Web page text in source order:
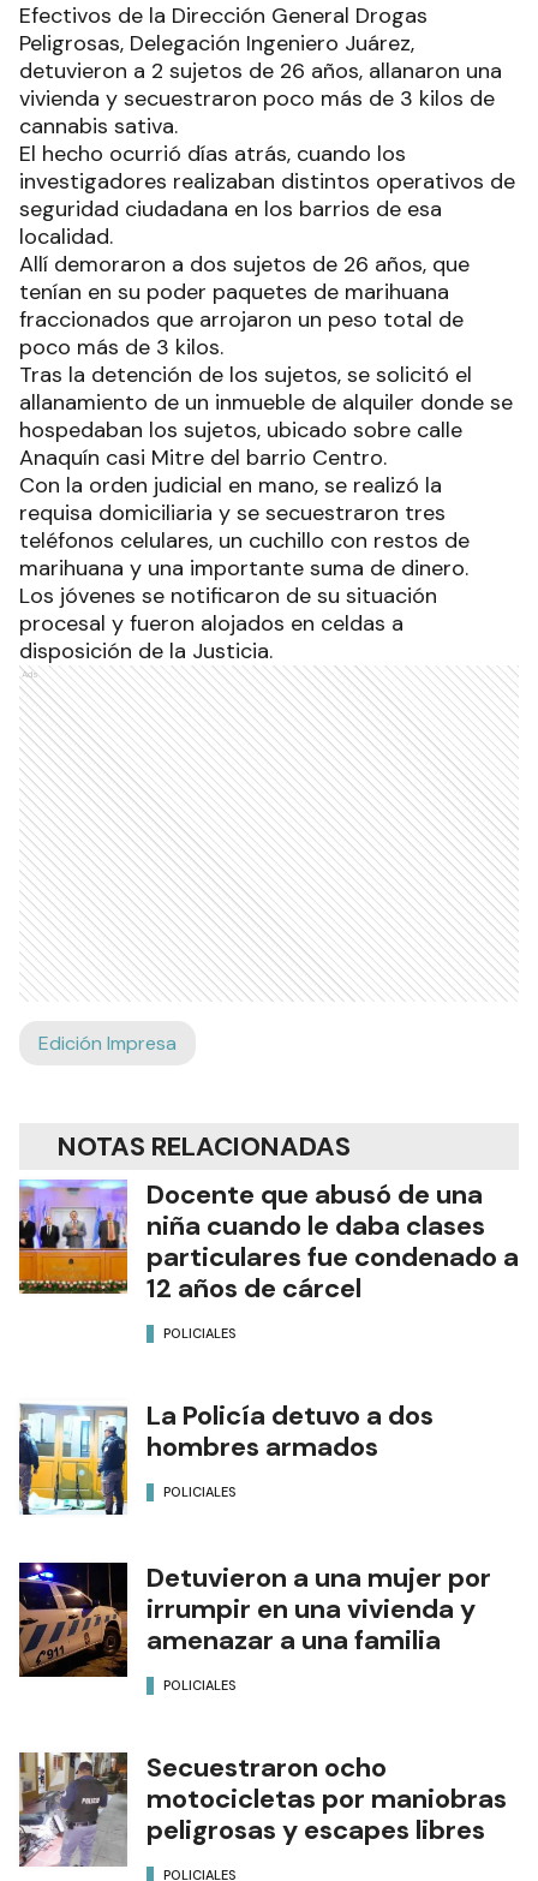
Efectivos de la Dirección General Drogas
Peligrosas, Delegación Ingeniero Juárez,
detuvieron a 2 sujetos de 26 años, allanaron una
vivienda y secuestraron poco más de 3 kilos de
cannabis sativa.
El hecho ocurrió días atrás, cuando los
investigadores realizaban distintos operativos de
seguridad ciudadana en los barrios de esa
localidad.
Allí demoraron a dos sujetos de 26 años, que
tenían en su poder paquetes de marihuana
fraccionados que arrojaron un peso total de
poco más de 3 kilos.
Tras la detención de los sujetos, se solicitó el
allanamiento de un inmueble de alquiler donde se
hospedaban los sujetos, ubicado sobre calle
Anaquín casi Mitre del barrio Centro.
Con la orden judicial en mano, se realizó la
requisa domiciliaria y se secuestraron tres
teléfonos celulares, un cuchillo con restos de
marihuana y una importante suma de dinero.
Los jóvenes se notificaron de su situación
procesal y fueron alojados en celdas a
disposición de la Justicia.
Ads
Edición Impresa
NOTAS RELACIONADAS
Docente que abusó de una
niña cuando le daba clases
particulares fue condenado a
12 años de cárcel
POLICIALES
La Policía detuvo a dos
hombres armados
POLICIALES
Detuvieron a una mujer por
irrumpir en una vivienda y
amenazar a una familia
POLICIALES
Secuestraron ocho
motocicletas por maniobras
peligrosas y escapes libres
POLICIALES